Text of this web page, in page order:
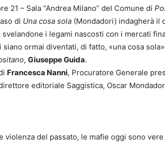
21 – Sala “Andrea Milano” del Comune di
di Una cosa sola (Mondadori) indagherà il
i legami nascosti con i mercati
ormai diventati, di fatto, «una cosa
, Giuseppe Guida.
Francesca Nanni, Procuratore Generale
editoriale Saggistica, Oscar
violenza del passato, le mafie oggi sono